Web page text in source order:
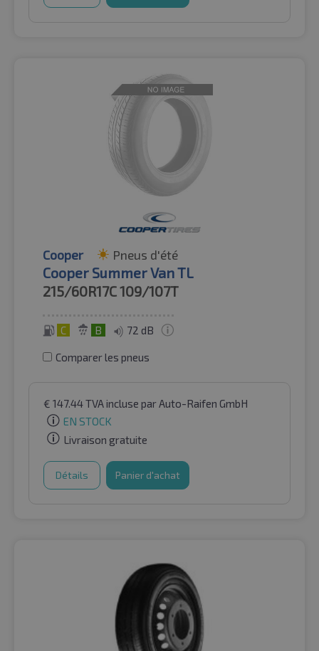
Cooper Pneus d'été
Cooper Summer Van TL
215/60R17C109/107T
C B 72 dB
Comparer les pneus
€ 147.44TVA incluse par Auto-Raifen GmbH
EN STOCK
Livraison gratuite
Détails Panier d'achat